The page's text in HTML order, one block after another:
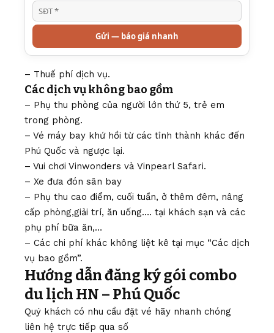
Gửi — báo giá nhanh
– Thuế phí dịch vụ.
Các dịch vụ không bao gồm
– Phụ thu phòng của người lớn thứ 5, trẻ em
trong phòng.
– Vé máy bay khứ hồi từ các tỉnh thành khác đến
Phú Quốc và ngược lại.
– Vui chơi Vinwonders và Vinpearl Safari.
– Xe đưa đón sân bay
– Phụ thu cao điểm, cuối tuần, ở thêm đêm, nâng
cấp phòng,giải trí, ăn uống…. tại khách sạn và các
phụ phí bữa ăn,…
– Các chi phí khác không liệt kê tại mục “Các dịch
vụ bao gồm”.
Hướng dẫn đăng ký gói combo
du lịch HN – Phú Quốc
Quý khách có nhu cầu đặt vé hãy nhanh chóng
liên hệ trực tiếp qua số